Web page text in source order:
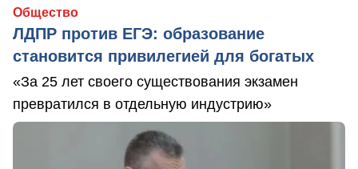
Общество
ЛДПР против ЕГЭ: образование
становится привилегией для богатых
«За 25 лет своего существования экзамен
превратился в отдельную индустрию»